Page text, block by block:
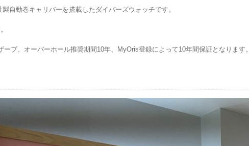
自動巻キャリバーを搭載したダイバーズウォッチです。
ブ、オーバーホール推奨期間10年、MyOris登録によって10年間保証となります。